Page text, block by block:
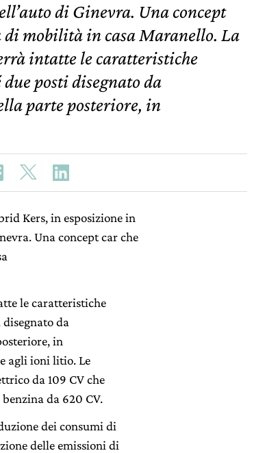
di Ginevra. Una concept
di mobilità in casa Maranello. La
intatte le caratteristiche
posti disegnato da
parte posteriore, in
Kers, in esposizione in
Una concept car che
le caratteristiche
da
in
agli ioni litio. Le
da 109 CV che
da 620 CV.
dei consumi di
delle emissioni di